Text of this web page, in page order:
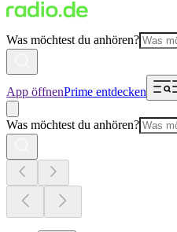
Was möchtest du anhören?
App öffnenPrime entdecken
Was möchtest du anhören?